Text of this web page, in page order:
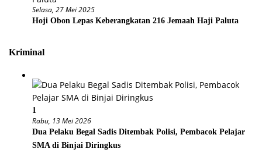
Selasa, 27 Mei 2025
Hoji Obon Lepas Keberangkatan 216 Jemaah Haji Paluta
Kriminal
1
Rabu, 13 Mei 2026
Dua Pelaku Begal Sadis Ditembak Polisi, Pembacok Pelajar
SMA di Binjai Diringkus